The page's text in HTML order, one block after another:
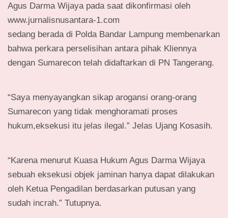
Agus Darma Wijaya pada saat dikonfirmasi oleh
www.jurnalisnusantara-1.com
sedang berada di Polda Bandar Lampung membenarkan
bahwa perkara perselisihan antara pihak Kliennya
dengan Sumarecon telah didaftarkan di PN Tangerang.
“Saya menyayangkan sikap arogansi orang-orang
Sumarecon yang tidak menghoramati proses
hukum,eksekusi itu jelas ilegal.” Jelas Ujang Kosasih.
“Karena menurut Kuasa Hukum Agus Darma Wijaya
sebuah eksekusi objek jaminan hanya dapat dilakukan
oleh Ketua Pengadilan berdasarkan putusan yang
sudah incrah.” Tutupnya.